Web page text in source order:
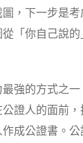
，下一步是
「你自己說
強的方式之
證人的面前，
成公證書。